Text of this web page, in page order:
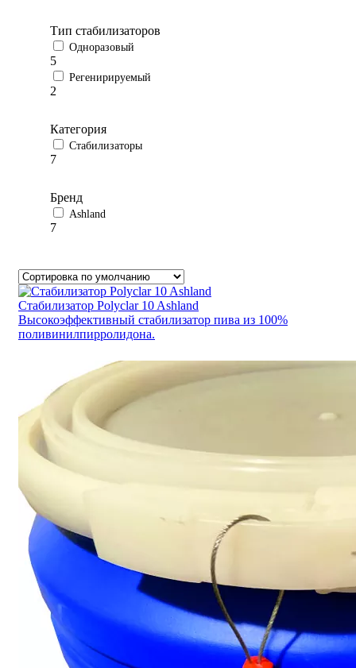
Тип стабилизаторов
Одноразовый
5
Регенирируемый
2
Категория
Стабилизаторы
7
Бренд
Ashland
7
Стабилизатор Polyclar 10 Ashland
Высокоэффективный стабилизатор пива из 100%
поливинилпирролидона.